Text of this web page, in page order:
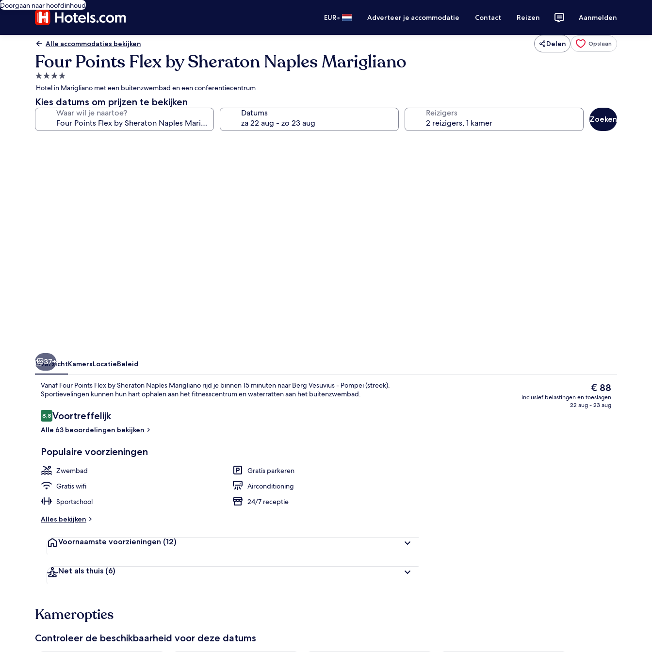
Doorgaan naar hoofdinhoud
EUR• Adverteer je accommodatie Contact Reizen Aanmelden
Alle accommodaties bekijken Delen Opslaan
Four Points Flex by Sheraton Naples Marigliano
4.0-
sterrenaccommodatie
Hotel in Marigliano met een buitenzwembad en een conferentiecentrum
Kies datums om prijzen te bekijken
Waar wil je naartoe? Datums Reizigers
Zoeken
37+
OverzichtKamersLocatieBeleid
Vanaf Four Points Flex by Sheraton Naples Marigliano rijd je binnen 15 minuten naar Berg Vesuvius - Pompei (streek).
Sportievelingen kunnen hun hart ophalen aan het fitnesscentrum en waterratten aan het buitenzwembad.
Beoordelingen
8,88,8 op 10 –
Voortreffelijk
Alle 63 beoordelingen bekijken
Populaire voorzieningen
Zwembad
Gratis parkeren
Gratis wifi
Airconditioning
Sportschool
24/7 receptie
Alles bekijken
Voornaamste voorzieningen (12)
Net als thuis (6)
De
huidige
prijs
€ 88
inclusief belastingen en toeslagen
22 aug - 23 aug
Kameropties
Controleer de beschikbaarheid voor deze datums